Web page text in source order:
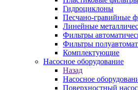
Гидроциклоны
Песчано-гравийные
Линейные
Фильтры
Фильтры
Комплектующие
Насосное оборудование
Назад
Насосное
Поверхностный насос